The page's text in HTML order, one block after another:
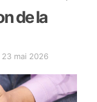
de la
23 mai 2026